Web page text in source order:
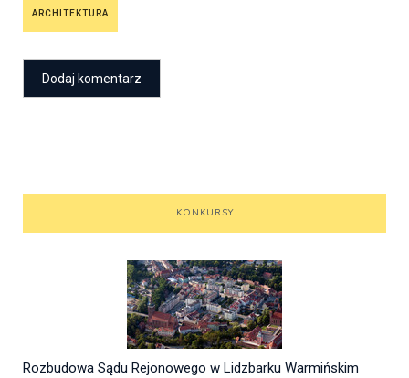
ARCHITEKTURA
KONKURSY
Rozbudowa Sądu Rejonowego w Lidzbarku Warmińskim